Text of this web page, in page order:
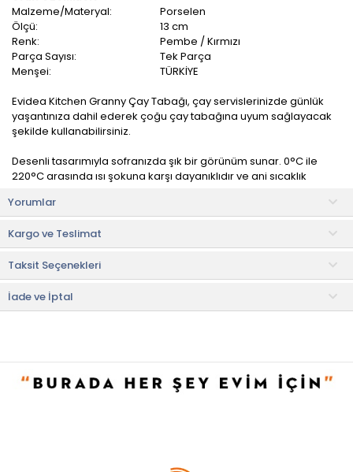
Malzeme/Materyal:
Porselen
Ölçü:
13 cm
Renk:
Pembe / Kırmızı
Parça Sayısı:
Tek Parça
Menşei:
TÜRKİYE
Evidea Kitchen Granny Çay Tabağı, çay servislerinizde günlük
yaşantınıza dahil ederek çoğu çay tabağına uyum sağlayacak
şekilde kullanabilirsiniz.
Desenli tasarımıyla sofranızda şık bir görünüm sunar. 0°C ile
220°C arasında ısı şokuna karşı dayanıklıdır ve ani sıcaklık
Kullanım ve Bakım Bilgileri
• Bulaşık makinesinde yıkanması uygundur.
• Not: Bu fiyat perakende satışlar için belirlenmiştir. Toplu alımlar
Evidea tarafından incelenecek ve uygun bulunmayan siparişler
iptal edilecektir.
Yorumlar
Kargo ve Teslimat
Taksit Seçenekleri
İade ve İptal